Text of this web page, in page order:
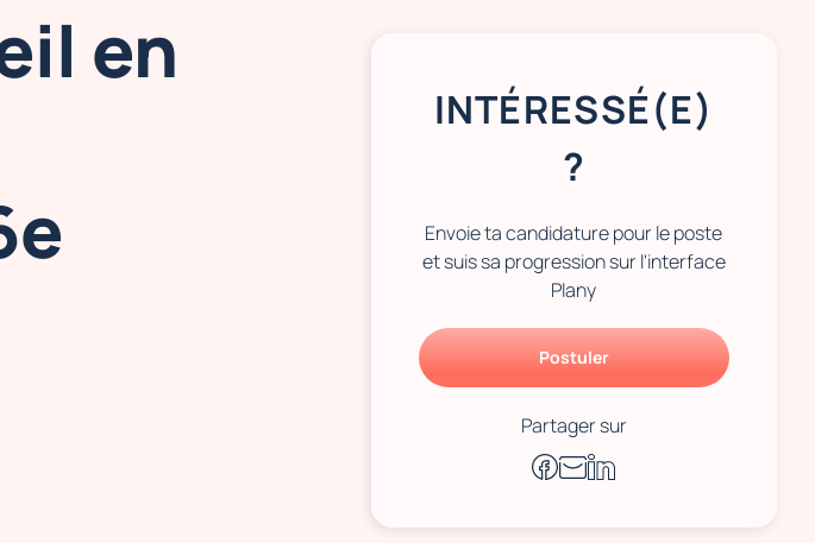
en
INTÉRESSÉ(E)
?
Envoie ta candidature pour le poste
et suis sa progression sur l'interface
Plany
Postuler
Partager sur